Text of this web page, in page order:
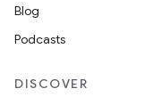
Blog
Podcasts
DISCOVER